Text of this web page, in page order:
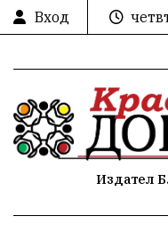
Вход
Издател